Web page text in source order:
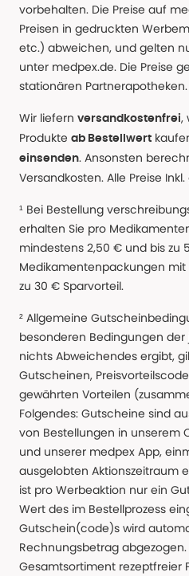
vorbehalten. Die Preise auf
Preisen in gedruckten
etc.) abweichen, und gelten
unter medpex.de. Die Preise
stationären Partnerapotheken.
Wir liefern versandkostenfrei,
Produkte ab Bestellwert
einsenden. Ansonsten
Versandkosten. Alle Preise Inkl.
¹ Bei Bestellung
erhalten Sie pro
mindestens 2,50 € und bis zu
Medikamentenpackungen mit
zu 30 € Sparvorteil.
² Allgemeine
besonderen Bedingungen
nichts Abweichendes ergibt,
Gutscheinen,
gewährten Vorteilen
Folgendes: Gutscheine sind
von Bestellungen in unserem
und unserer medpex App,
ausgelobten Aktionszeitraum
ist pro Werbeaktion nur ein
Wert des im Bestellprozess
Gutschein(code)s wird
Rechnungsbetrag
Gesamtsortiment rezeptfreier